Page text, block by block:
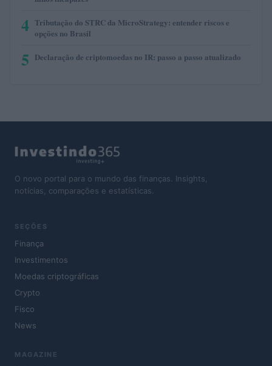
4 Tributação do STRC da MicroStrategy: entender riscos e
opções no Brasil
5 Declaração de criptomoedas no IR: passo a passo atualizado
O novo portal para o mundo das finanças. Insights,
notícias, comparações e estatísticas.
SEÇÕES
Finança
Investimentos
Moedas criptográficas
Crypto
Fisco
News
MAGAZINE